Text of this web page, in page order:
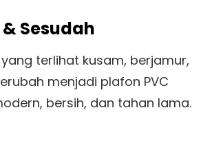
Sesudah
terlihat kusam, berjamur,
menjadi plafon PVC
bersih, dan tahan lama.